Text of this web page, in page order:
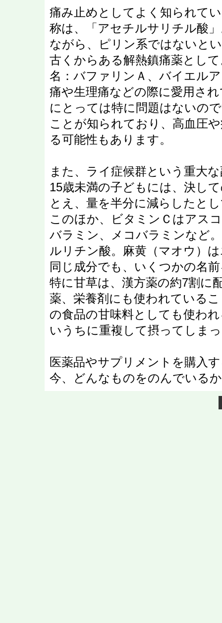
痛み止めとしてよく知られて
称は、「アセチルサリチル酸
ながら、ピリン系ではないと
古くからある解熱鎮痛薬とし
名：バファリンＡ、バイエル
痛や生理痛などの際に愛用さ
にとっては特に問題はないの
ことが知られており、高血圧
る可能性もあります。
また、ライ症候群という重大
15歳未満の子どもには、決し
とえ、量を半分に減らしたと
このほか、ビタミンＣはアス
バラミン、メコバラミンなど
ルリチン酸。麻黄（マオウ）
同じ成分でも、いくつかの名
特に甘草は、漢方薬の約7割に
薬、栄養剤にも使われている
の食品の甘味料としても使わ
いうちに重複して摂ってしま
医薬品やサプリメントを購入
今、どんなものをのんでいる